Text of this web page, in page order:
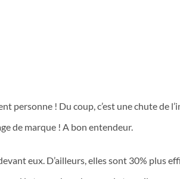
personne ! Du coup, c’est une chute de
de marque ! A bon entendeur.
eux. D’ailleurs, elles sont 30% plus